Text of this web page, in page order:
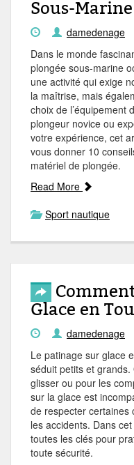
Sous-Marine
damedenage
Dans le monde
plongée sous-marine
une activité qui exige
la maîtrise, mais
choix de l’équipement
plongeur novice ou
votre expérience, cet
vous donner 10
matériel de plongée.
Read More
Sport nautique
Glace en
damedenage
Le patinage sur glace
séduit petits et
glisser ou pour les
sur la glace est
de respecter certaines
les accidents. Dans
toutes les clés pour
toute sécurité.